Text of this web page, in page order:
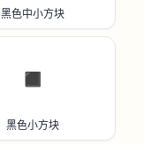
黑色中小方块
▪️
黑色小方块